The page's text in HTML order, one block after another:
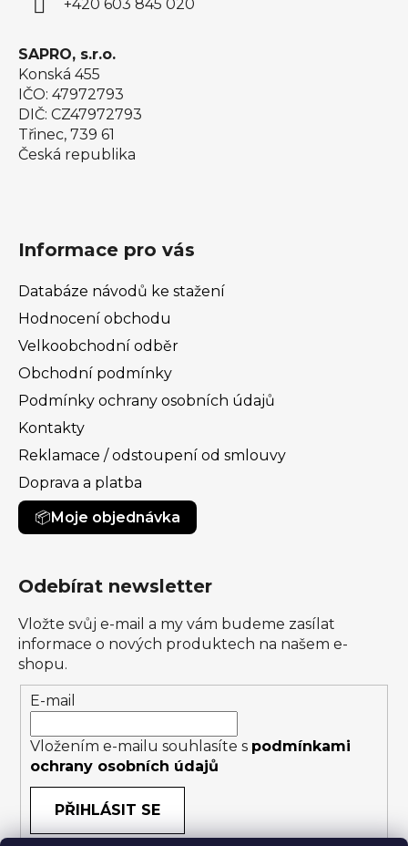
+420 603 845 020
SAPRO, s.r.o.
Konská 455
IČO: 47972793
DIČ: CZ47972793
Třinec, 739 61
Česká republika
Informace pro vás
Databáze návodů ke stažení
Hodnocení obchodu
Velkoobchodní odběr
Obchodní podmínky
Podmínky ochrany osobních údajů
Kontakty
Reklamace / odstoupení od smlouvy
Doprava a platba
Moje objednávka
Odebírat newsletter
Vložte svůj e-mail a my vám budeme zasílat
informace o nových produktech na našem e-
shopu.
E-mail
Vložením e-mailu souhlasíte s podmínkami
ochrany osobních údajů
PŘIHLÁSIT SE